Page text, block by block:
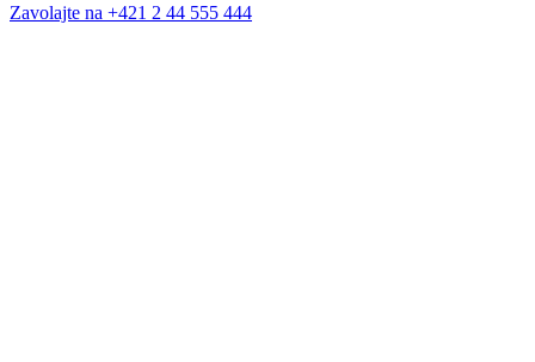
Zavolajte na +421 2 44 555 444